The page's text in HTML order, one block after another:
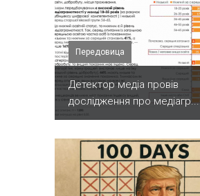
Передовица
Детектор медіа провів
дослідження про медіагр...